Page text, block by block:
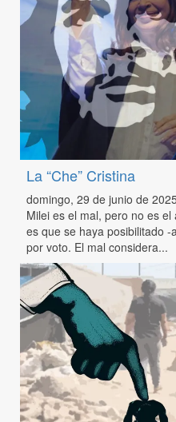
La “Che” Cristina
domingo, 29 de junio de 2025
Milei es el mal, pero no es
es que se haya posibilitado
por voto. El mal considera...